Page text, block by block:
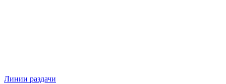
Линии раздачи